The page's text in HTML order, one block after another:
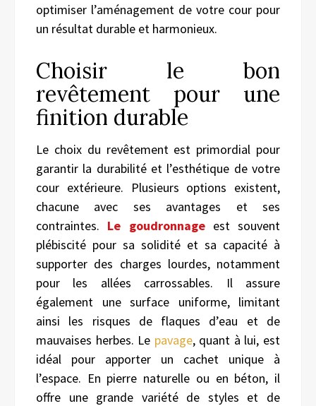
optimiser l’aménagement de votre cour pour
un résultat durable et harmonieux.
Choisir le bon
revêtement pour une
finition durable
Le choix du revêtement est primordial pour
garantir la durabilité et l’esthétique de votre
cour extérieure. Plusieurs options existent,
chacune avec ses avantages et ses
contraintes. Le goudronnageest souvent
plébiscité pour sa solidité et sa capacité à
supporter des charges lourdes, notamment
pour les allées carrossables. Il assure
également une surface uniforme, limitant
ainsi les risques de flaques d’eau et de
mauvaises herbes. Le pavage, quant à lui, est
idéal pour apporter un cachet unique à
l’espace. En pierre naturelle ou en béton, il
offre une grande variété de styles et de